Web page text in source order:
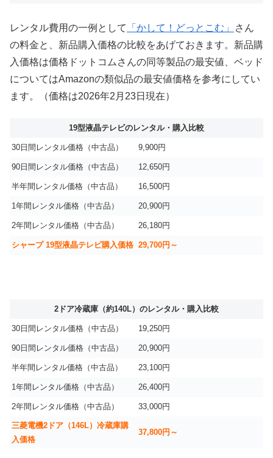
レンタル費用の一例として 「かして！どっとこむ」
さん
の料金と、新品購入価格の比較をあげておきます。新品購
入価格は価格ドットコムさんの同等製品の最安値、ベッド
についてはAmazonの類似品の最安値価格を参考にしてい
ます。（価格は2026年2月23日現在）
19型液晶テレビのレンタル・購入比較
30日間レンタル価格（中古品） 9,900円
90日間レンタル価格（中古品） 12,650円
半年間レンタル価格（中古品） 16,500円
1年間レンタル価格（中古品） 20,900円
2年間レンタル価格（中古品） 26,180円
シャープ 19型液晶テレビ購入価格 29,700円～
2ドア冷蔵庫（約140L）のレンタル・購入比較
30日間レンタル価格（中古品） 19,250円
90日間レンタル価格（中古品） 20,900円
半年間レンタル価格（中古品） 23,100円
1年間レンタル価格（中古品） 26,400円
2年間レンタル価格（中古品） 33,000円
三菱電機2ドア（146L）冷蔵庫購
入価格
37,800円～